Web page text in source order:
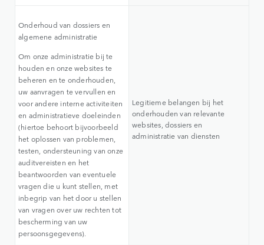
Onderhoud van dossiers en
algemene administratie
Om onze administratie bij te
houden en onze websites te
beheren en te onderhouden,
uw aanvragen te vervullen en
voor andere interne activiteiten
en administratieve doeleinden
(hiertoe behoort bijvoorbeeld
het oplossen van problemen,
testen, ondersteuning van onze
auditvereisten en het
beantwoorden van eventuele
vragen die u kunt stellen, met
inbegrip van het door u stellen
van vragen over uw rechten tot
bescherming van uw
persoonsgegevens).
Legitieme belangen bij het
onderhouden van relevante
websites, dossiers en
administratie van diensten